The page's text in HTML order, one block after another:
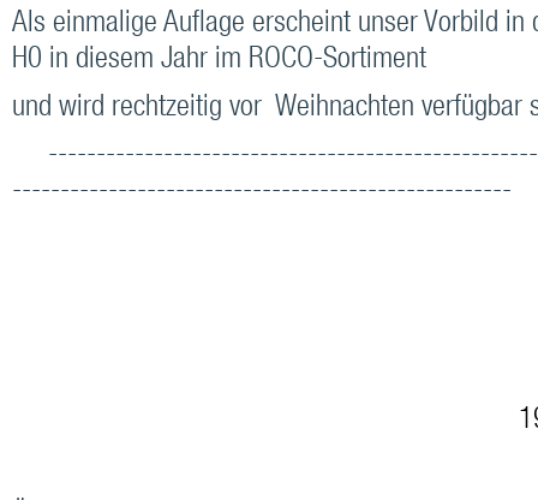
Als einmalige Auflage erscheint unser Vorbild in
H0 in diesem Jahr im ROCO-Sortiment
und wird rechtzeitig vor Weihnachten verfügbar
----------------------------------------------------